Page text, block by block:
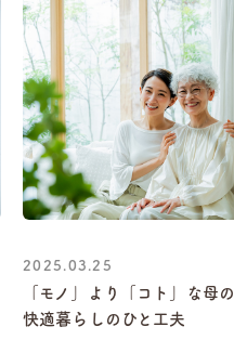
2025.03.25
「モノ」より「コト」な母
快適暮らしのひと工夫